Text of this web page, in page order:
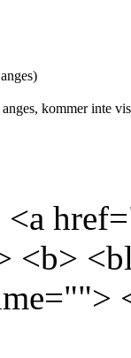
kommer inte
<a
<b>